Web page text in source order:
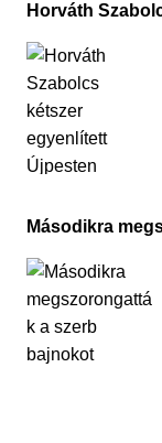
Horváth
Másodikra